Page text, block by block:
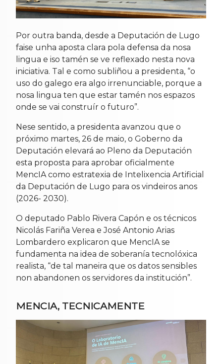
Por outra banda, desde a Deputación de Lugo
faise unha aposta clara pola defensa da nosa
lingua e iso tamén se ve reflexado nesta nova
iniciativa. Tal e como subliñou a presidenta, “o
uso do galego era algo irrenunciable, porque a
nosa lingua ten que estar tamén nos espazos
onde se vai construír o futuro”.
Nese sentido, a presidenta avanzou que o
próximo martes, 26 de maio, o Goberno da
Deputación elevará ao Pleno da Deputación
esta proposta para aprobar oficialmente
MencIA como estratexia de Intelixencia Artificial
da Deputación de Lugo para os vindeiros anos
(2026- 2030).
O deputado Pablo Rivera Capón e os técnicos
Nicolás Fariña Verea e José Antonio Arias
Lombardero explicaron que MencIA se
fundamenta na idea de soberanía tecnolóxica
realista, “de tal maneira que os datos sensibles
non abandonen os servidores da institución”.
MENCIA, TECNICAMENTE